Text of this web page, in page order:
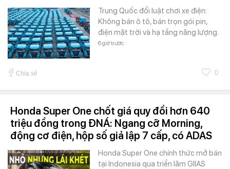
Trung Quốc đổi luật chơi xe điện:
Không bán ô tô, bán trọn gói pin,
điện mặt trời và hạ tầng năng lượng.
6 giờ trước
Chia sẻ 0
Honda Super One chốt giá quy đổi hơn 640
triệu đồng trong ĐNÁ: Ngang cỡ Morning,
động cơ điện, hộp số giả lập 7 cấp, có ADAS
Honda Super One chính thức mở bán
tại Indonesia qua triển lãm GIIAS